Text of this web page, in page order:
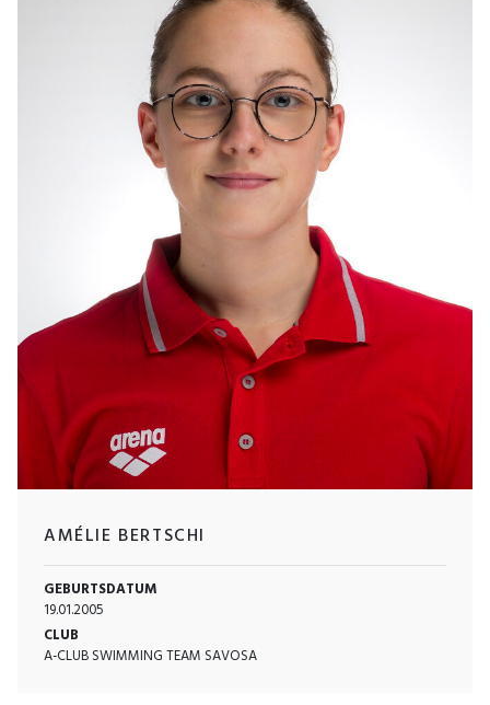
AMÉLIE BERTSCHI
GEBURTSDATUM
19.01.2005
CLUB
A-CLUB SWIMMING TEAM SAVOSA